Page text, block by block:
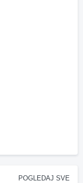
POGLEDAJ SVE